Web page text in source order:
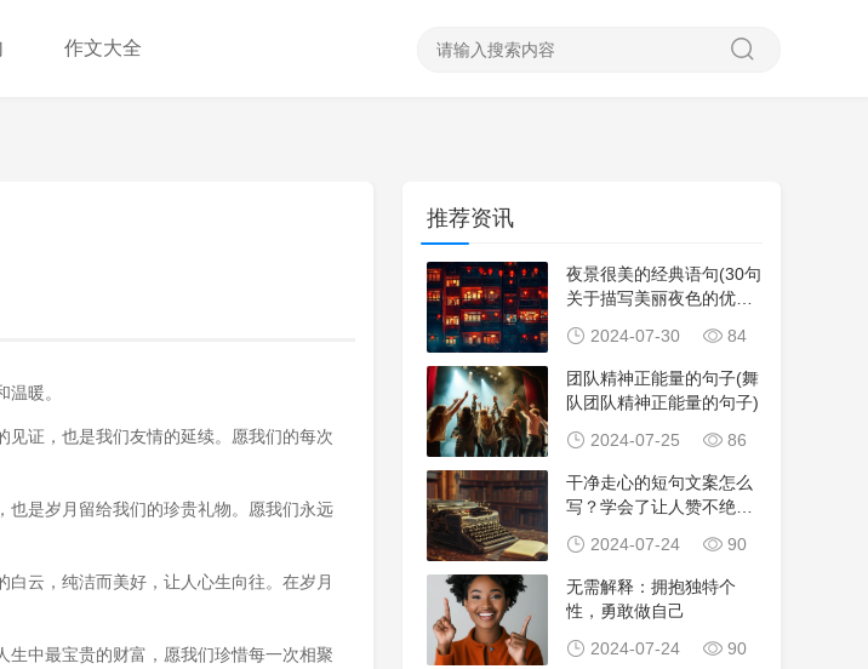
作文大全
暖。
证，也是我们友情的延续。愿我们的每次
也是岁月留给我们的珍贵礼物。愿我们永远
云，纯洁而美好，让人心生向往。在岁月
中最宝贵的财富，愿我们珍惜每一次相聚
推荐资讯
夜景很美的经典语句(30句
关于描写美丽夜色的优美
2024-07-30 84
团队精神正能量的句子(舞
队团队精神正能量的句子)
2024-07-25
86
干净走心的短句文案怎么
写？学会了让人赞不绝
2024-07-24 90
无需解释：拥抱独特个
性，勇敢做自己
2024-07-24
90